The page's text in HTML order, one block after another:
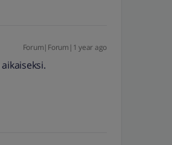
Forum|Forum|1 year ago